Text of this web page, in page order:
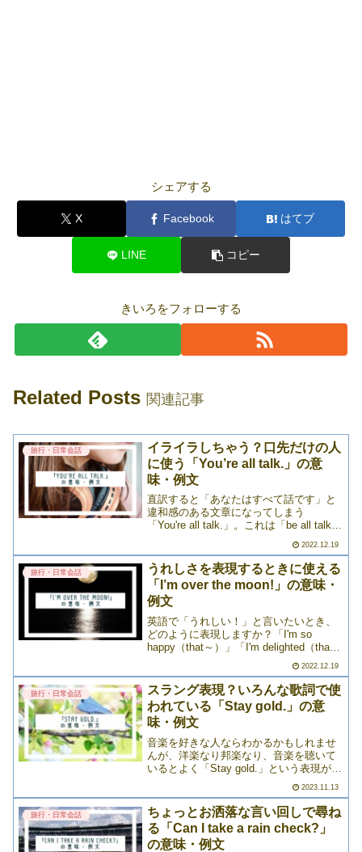
シェアする
X Facebook はてブ
LINE コピー
きいろをフォローする
Related Posts 関連記事
旅行・日常会話
イライラしちゃう？口先だけの人
に使う「You’re all talk.」の意
味・例文
直訳すると「あなたはすべて話です」と
違和感のある文章になってしまう
「You're all talk.」。これは「be all talk」
が、意外とよく日常会話に登場します。
ただし、相手によっては失礼になる>>>
2022.12.19
旅行・日常会話
うれしさを表現するときに使える
「I’m over the moon!」の意味・
例文
英語で「うれしい！」と言いたいとき、
どのように表現しますか？「I'm so
happy（that～）」「I'm delighted（that
に思い付きそうな言い回しですよね。で
も、大きな喜びを伝えたいとき>>>
2022.12.19
旅行・日常会話
スラング表現？いろんな歌詞で使
われている「Stay gold.」の意
味・例文
音楽を好きな人ならわかるかもしれませ
んが、洋楽なり邦楽なり、音楽を聴いて
いるとよく「Stay gold.」という表現が出
的に「いつまでも輝き続けろ」という意
味で使われる表現です。ただし、楽曲ご
>>>
2023.11.13
旅行・日常会話
ちょっとお洒落な言い回しで尋ね
る「Can I take a rain check?」
の意味・例文